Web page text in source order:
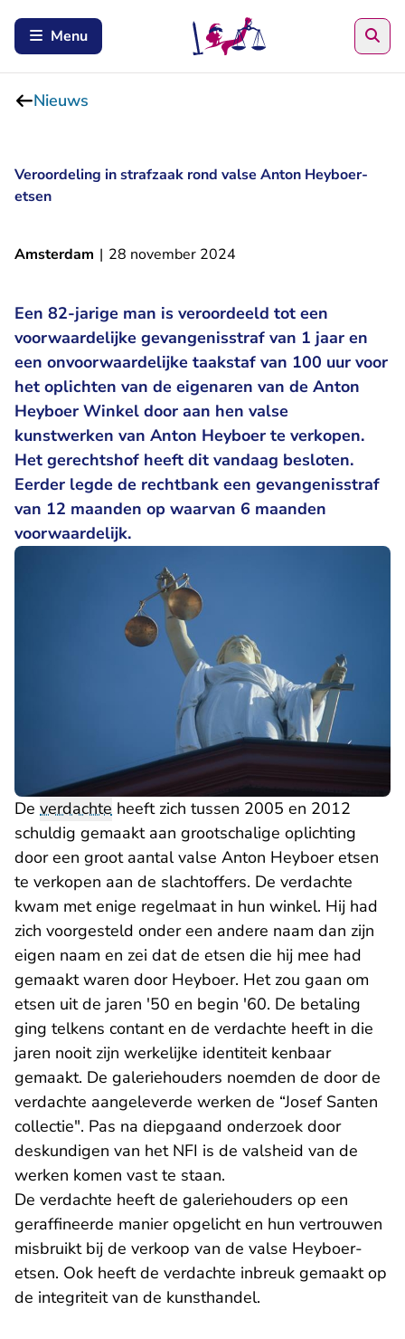
Menu
Nieuws
Veroordeling in strafzaak rond valse Anton Heyboer-
etsen
Amsterdam | 28 november 2024
Een 82-jarige man is veroordeeld tot een
voorwaardelijke gevangenisstraf van 1 jaar en
een onvoorwaardelijke taakstaf van 100 uur voor
het oplichten van de eigenaren van de Anton
Heyboer Winkel door aan hen valse
kunstwerken van Anton Heyboer te verkopen.
Het gerechtshof heeft dit vandaag besloten.
Eerder legde de rechtbank een gevangenisstraf
van 12 maanden op waarvan 6 maanden
voorwaardelijk.
De verdachte heeft zich tussen 2005 en 2012
schuldig gemaakt aan grootschalige oplichting
door een groot aantal valse Anton Heyboer etsen
te verkopen aan de slachtoffers. De verdachte
kwam met enige regelmaat in hun winkel. Hij had
zich voorgesteld onder een andere naam dan zijn
eigen naam en zei dat de etsen die hij mee had
gemaakt waren door Heyboer. Het zou gaan om
etsen uit de jaren '50 en begin '60. De betaling
ging telkens contant en de verdachte heeft in die
jaren nooit zijn werkelijke identiteit kenbaar
gemaakt. De galeriehouders noemden de door de
verdachte aangeleverde werken de “Josef Santen
collectie". Pas na diepgaand onderzoek door
deskundigen van het NFI is de valsheid van de
werken komen vast te staan.
De verdachte heeft de galeriehouders op een
geraffineerde manier opgelicht en hun vertrouwen
misbruikt bij de verkoop van de valse Heyboer-
etsen. Ook heeft de verdachte inbreuk gemaakt op
de integriteit van de kunsthandel.